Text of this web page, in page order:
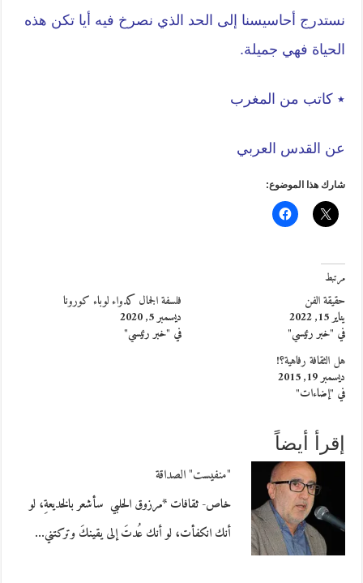
نستدرج أحاسيسنا إلى الحد الذي نصرخ فيه أيا تكن هذه
الحياة فهي جميلة.
٭ كاتب من المغرب
عن القدس العربي
شارك هذا الموضوع:
مرتبط
حقيقة الفن
يناير 15, 2022
في "خبر رئيسي"
فلسفة الجمال كدواء لوباء كورونا
ديسمبر 5, 2020
في "خبر رئيسي"
هل الثقافة رفاهية؟!
ديسمبر 19, 2015
في "إضاءات"
إقرأ أيضاً
"منفيست" الصداقة
خاص- ثقافات *مرزوق الحلبي سأشعر بالخديعةِ، لو
أنك انكفأت، لو أنك عُدتَ إلى يقينكَ وتركتني…